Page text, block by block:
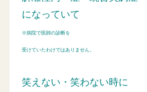
になっていて
※病院で医師の診断を
受けていたわけではありません。
笑えない・笑わない時に